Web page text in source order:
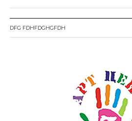
DFG FDHFDGHGFDH